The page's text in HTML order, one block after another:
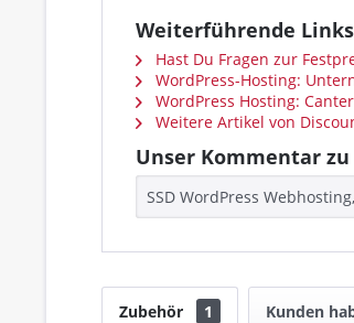
Weiterführende Links
Hast Du Fragen zur
WordPress-Hosting:
WordPress Hosting:
Weitere Artikel von
Unser Kommentar zu
SSD WordPress
Zubehör 1 Kunden